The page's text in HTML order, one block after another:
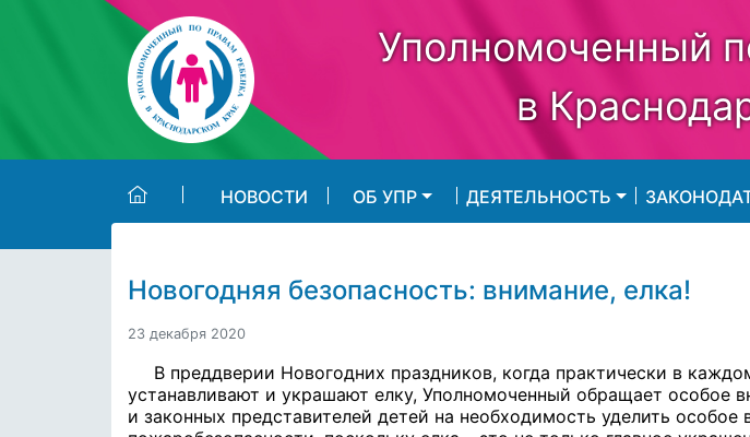
Skip to main content
Уполномоченный
в
НОВОСТИ ОБ УПР ДЕЯТЕЛЬНОСТЬ
Новогодняя безопасность: внимание, елка!
23 декабря 2020
В преддверии Новогодних праздников, когда практически в
устанавливают и украшают елку, Уполномоченный обращает особое
и законных представителей детей на необходимость уделить особое